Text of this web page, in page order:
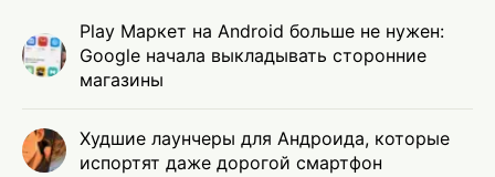
Play Маркет на Android больше не нужен:
Google начала выкладывать сторонние
магазины
Худшие лаунчеры для Андроида, которые
испортят даже дорогой смартфон